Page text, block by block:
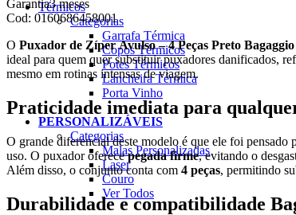
Térmicos
Categorias
Garrafa Térmica
Copos Térmicos
Potes Térmicos
Lancheira Térmica
Porta Vinho
PERSONALIZÁVEIS
Categorias
Malas Personalizadas
Laser
Couro
Ver Todos
Garantia3 meses
Cod: 0160686458001
O Puxador de Zíper Avulso – 4 Peças Preto Bagaggio
ideal para quem quer substituir puxadores danificados,
mesmo em rotinas intensas de viagem.
Praticidade imediata para
O grande diferencial deste modelo é que ele foi pensado
uso. O puxador oferecepegada firme, evitando o
Além disso, o conjunto conta com 4 peças, permitindo
Durabilidade e compatibilidade